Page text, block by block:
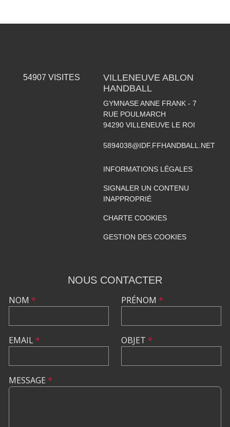
54907 VISITES
VILLENEUVE ABLON
HANDBALL
GYMNASE ANNE FRANK - 7
RUE POULMARCH
94290 VILLENEUVE LE ROI
5894038@IDF.FFHANDBALL.NET
INFORMATIONS LÉGALES
SIGNALER UN CONTENU
INAPPROPRIÉ
CHARTE COOKIES
GESTION DES COOKIES
NOUS CONTACTER
NOM *
EMAIL*
PRÉNOM *
OBJET *
MESSAGE *